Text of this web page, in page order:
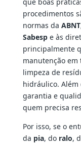
que boas
procedimentos
normas da ABNT
Sabespe às
principalmente
manutenção em
limpeza de
hidráulico. Além
garantia e
quem precisa
Por isso, se o
da pia, do ralo,